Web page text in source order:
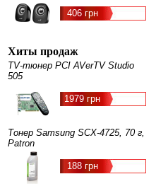
406 грн
Хиты продаж
TV-тюнер PCI AVerTV Studio
505
1979 грн
Тонер Samsung SCX-4725, 70 г,
Patron
188 грн